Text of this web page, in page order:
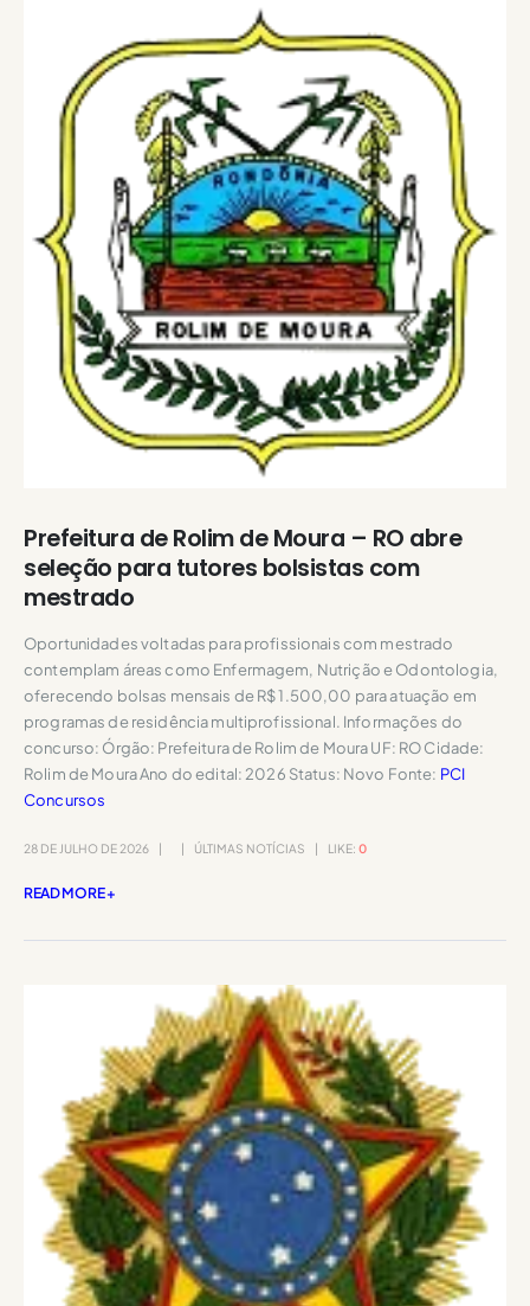
Prefeitura de Rolim de Moura – RO abre
seleção para tutores bolsistas com
mestrado
Oportunidades voltadas para profissionais com mestrado
contemplam áreas como Enfermagem, Nutrição e Odontologia,
oferecendo bolsas mensais de R$ 1.500,00 para atuação em
programas de residência multiprofissional. Informações do
concurso: Órgão: Prefeitura de Rolim de Moura UF: RO Cidade:
Rolim de Moura Ano do edital: 2026 Status: Novo Fonte: PCI
Concursos
28 DE JULHO DE 2026 ÚLTIMAS NOTÍCIAS LIKE: 0
READ MORE +